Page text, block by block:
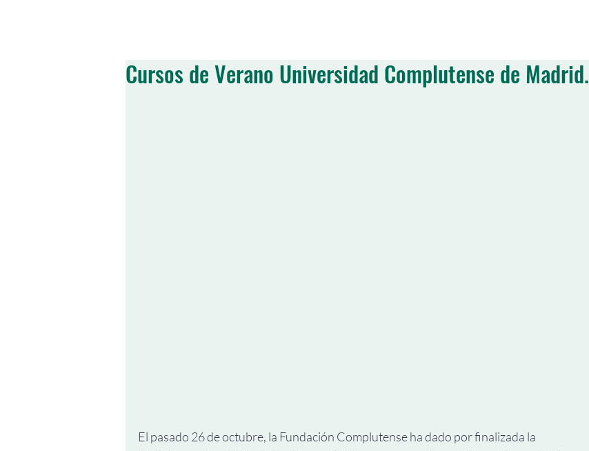
Cursos de Verano Universidad Complutense de Madrid.
El pasado 26 de octubre, la Fundación Complutense ha dado por finalizada la